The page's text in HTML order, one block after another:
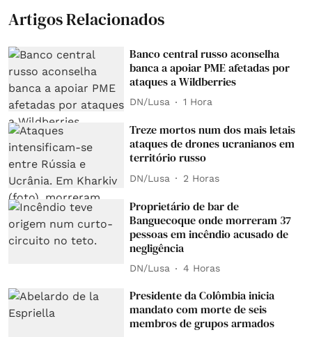
Artigos Relacionados
Banco central russo aconselha
banca a apoiar PME afetadas por
ataques a Wildberries
DN/Lusa 1 Hora
Treze mortos num dos mais letais
ataques de drones ucranianos em
território russo
DN/Lusa 2 Horas
Proprietário de bar de
Banguecoque onde morreram 37
pessoas em incêndio acusado de
negligência
DN/Lusa 4 Horas
Presidente da Colômbia inicia
mandato com morte de seis
membros de grupos armados